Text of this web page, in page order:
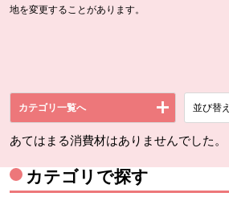
地を変更することがあります。
カテゴリ一覧へ 並び替え
あてはまる消費材はありませんでした。
カテゴリで探す